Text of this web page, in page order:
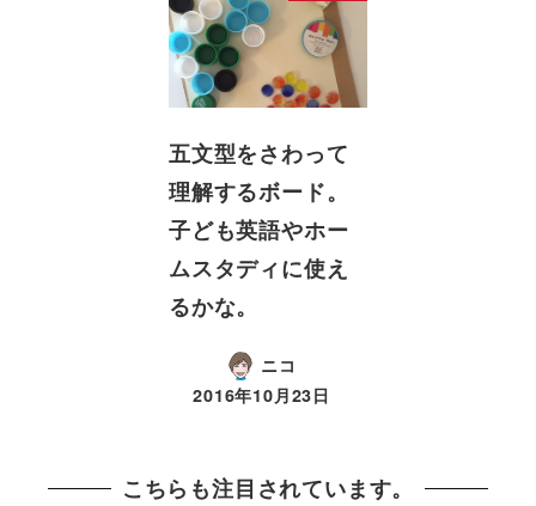
五文型をさわって
理解するボード。
子ども英語やホー
ムスタディに使え
るかな。
ニコ
2016年10月23日
こちらも注目されています。